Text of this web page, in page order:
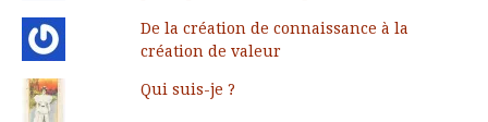
De la création de connaissance à la
création de valeur
Qui suis-je ?